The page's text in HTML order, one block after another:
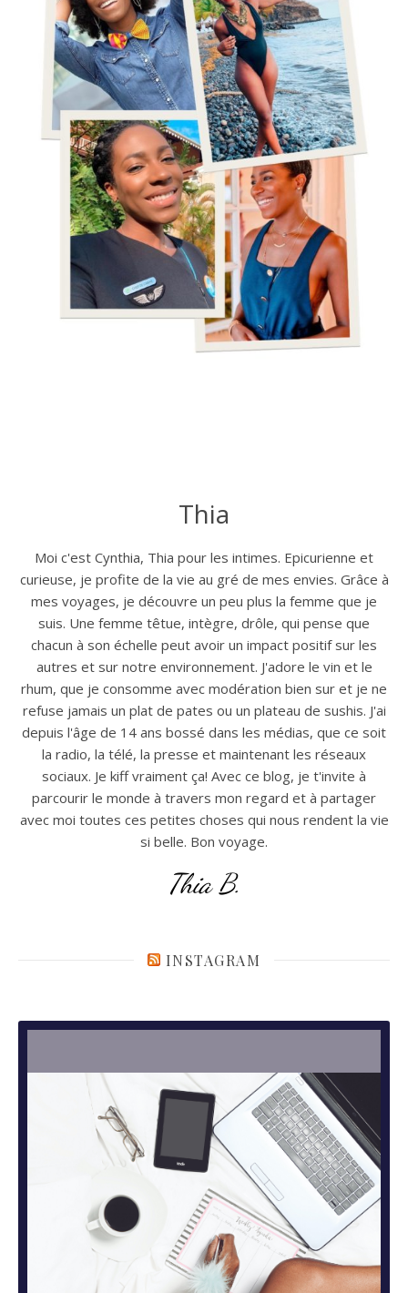
Thia
Moi c'est Cynthia, Thia pour les intimes. Epicurienne et
curieuse, je profite de la vie au gré de mes envies. Grâce à
mes voyages, je découvre un peu plus la femme que je
suis. Une femme têtue, intègre, drôle, qui pense que
chacun à son échelle peut avoir un impact positif sur les
autres et sur notre environnement. J'adore le vin et le
rhum, que je consomme avec modération bien sur et je ne
refuse jamais un plat de pates ou un plateau de sushis. J'ai
depuis l'âge de 14 ans bossé dans les médias, que ce soit
la radio, la télé, la presse et maintenant les réseaux
sociaux. Je kiff vraiment ça! Avec ce blog, je t'invite à
parcourir le monde à travers mon regard et à partager
avec moi toutes ces petites choses qui nous rendent la vie
si belle. Bon voyage.
Thia B.
INSTAGRAM